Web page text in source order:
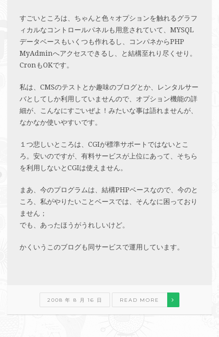
すごいところは、ちゃんと色々オプションを触れるグラフ
ィカルなコントロールパネルも用意されていて、MYSQL
データベースもいくつも作れるし、コンパネからPHP
MyAdminへアクセスできるし、と結構至れり尽くせり。
CronもOKです。
私は、CMSのテストとか趣味のブログとか、レンタルサー
バとしてしか利用していませんので、オプション機能の詳
細が、こんなにすごいぜよ！みたいな事は語れませんが、
なかなか使いやすいです。
１つ悲しいところは、CGIが標準サポートではないとこ
ろ。安いのですが、有料サービスが上位にあって、そちら
を利用しないとCGIは使えません。
まあ、今のプログラムは、結構PHPベースなので、今のと
ころ、私がやりたいことベースでは、そんなに困っており
ません；
でも、あったほうがうれしいけど。
かくいうこのブログも同サービスで運用しています。
2008 年 8 月 16 日 READ MORE